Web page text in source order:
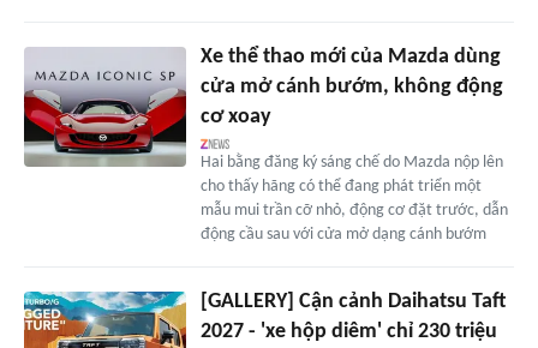
Xe thể thao mới của Mazda dùng
cửa mở cánh bướm, không động
cơ xoay
Hai bằng đăng ký sáng chế do Mazda nộp lên
cho thấy hãng có thể đang phát triển một
mẫu mui trần cỡ nhỏ, động cơ đặt trước, dẫn
động cầu sau với cửa mở dạng cánh bướm
[GALLERY] Cận cảnh Daihatsu Taft
2027 - 'xe hộp diêm' chỉ 230 triệu